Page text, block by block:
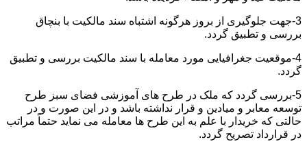
3-جهت جلوگیری از بروز هرگونه اشتباه سند مالکیت با بنچاق
بررسی و تطبیق گردد.
4-موقعیت جغرافیایی مورد معامله با سند مالکیت بررسی و تطبیق
گردد.
5-بررسی گردد که ملک در طرح های آموزشی فضای سبز طرح
توسعه معابر و میادین و قرار نداشته باشد و در این صورت و در
حالتی که خریدار با علم به این طرح ها معامله می نماید حتماً مراتب
در قرارداد تصریح گردد.